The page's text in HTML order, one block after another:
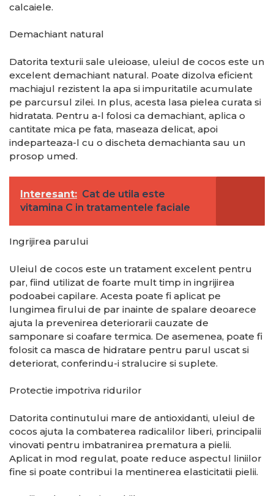
calcaiele.
Demachiant natural
Datorita texturii sale uleioase, uleiul de cocos este un
excelent demachiant natural. Poate dizolva eficient
machiajul rezistent la apa si impuritatile acumulate
pe parcursul zilei. In plus, acesta lasa pielea curata si
hidratata. Pentru a-l folosi ca demachiant, aplica o
cantitate mica pe fata, maseaza delicat, apoi
indeparteaza-l cu o discheta demachianta sau un
prosop umed.
Interesant: Cat de utila este
vitamina C in tratamentele faciale
Ingrijirea parului
Uleiul de cocos este un tratament excelent pentru
par, fiind utilizat de foarte mult timp in ingrijirea
podoabei capilare. Acesta poate fi aplicat pe
lungimea firului de par inainte de spalare deoarece
ajuta la prevenirea deteriorarii cauzate de
samponare si coafare termica. De asemenea, poate fi
folosit ca masca de hidratare pentru parul uscat si
deteriorat, conferindu-i stralucire si suplete.
Protectie impotriva ridurilor
Datorita continutului mare de antioxidanti, uleiul de
cocos ajuta la combaterea radicalilor liberi, principalii
vinovati pentru imbatranirea prematura a pielii.
Aplicat in mod regulat, poate reduce aspectul liniilor
fine si poate contribui la mentinerea elasticitatii pielii.